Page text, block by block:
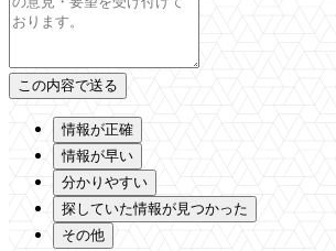
情報が正確
情報が早い
分かりやすい
探していた情報が見つかった
その他